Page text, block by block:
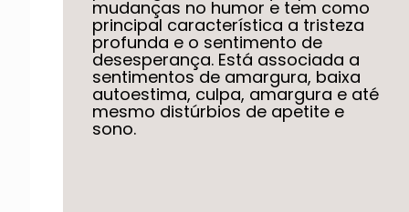
mudanças no humor e tem como
principal característica a tristeza
profunda e o sentimento de
desesperança. Está associada a
sentimentos de amargura, baixa
autoestima, culpa, amargura e até
mesmo distúrbios de apetite e
sono.